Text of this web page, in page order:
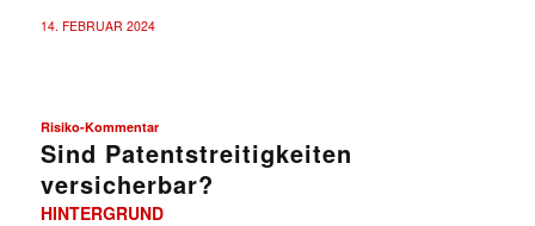
14. FEBRUAR 2024
Risiko-Kommentar
Sind Patentstreitigkeiten
versicherbar?
HINTERGRUND